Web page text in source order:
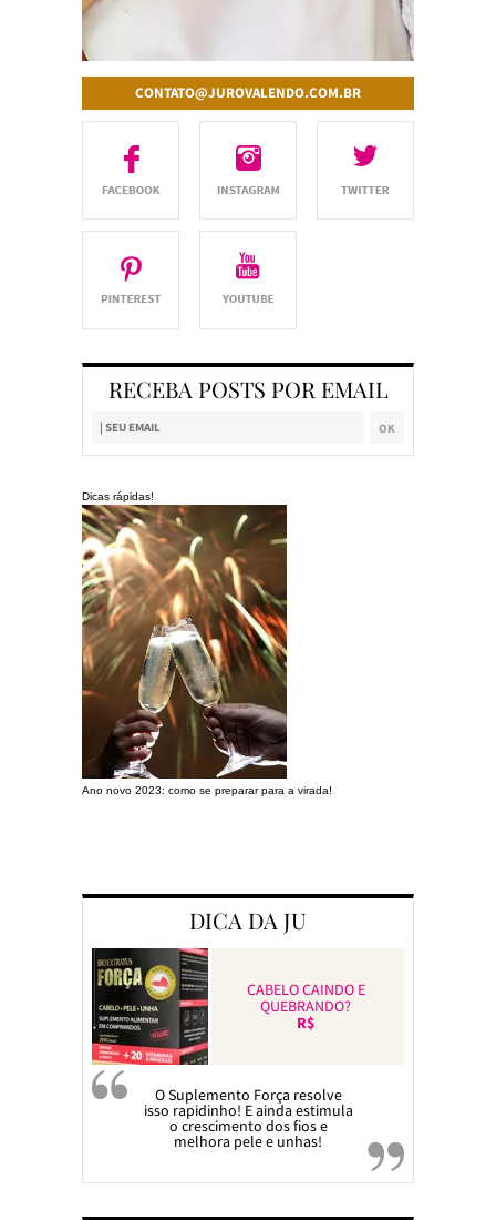
CONTATO@JUROVALENDO.COM.BR
RECEBA POSTS POR EMAIL
Dicas rápidas!
Ano novo 2023: como se preparar para a virada!
DICA DA JU
CABELO CAINDO E
QUEBRANDO?
R$
O Suplemento Força resolve
isso rapidinho! E ainda estimula
o crescimento dos fios e
melhora pele e unhas!